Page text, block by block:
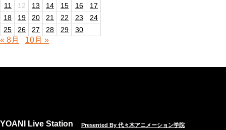
11
12 13 14 15 16
17
18
19 20 21 22 23
24
25
26 27 28 29 30
« 8月 10月 »
YOANI Live Station Presented By 代々木アニメーション学院